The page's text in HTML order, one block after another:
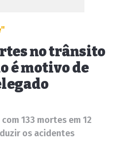
no trânsito
é motivo de
133 mortes em 12
os acidentes